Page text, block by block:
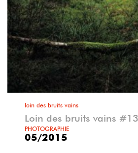
loin des bruits vains
Loin des bruits vains #13
PHOTOGRAPHIE
05/2015